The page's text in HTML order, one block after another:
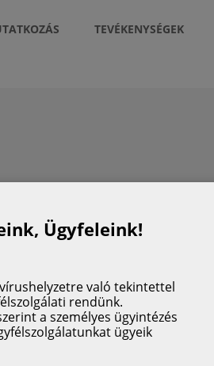
TEVÉKENYSÉGEK
Ügyfeleink!
való tekintettel
rendünk.
a személyes ügyintézés
ügyeik